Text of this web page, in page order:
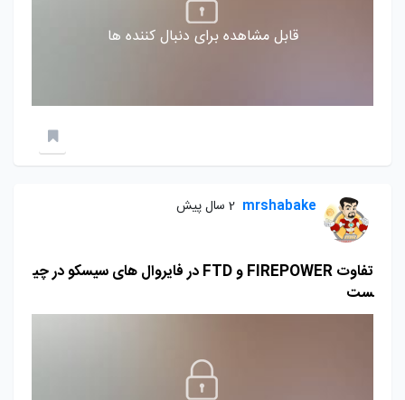
قابل مشاهده برای دنبال کننده ها
mrshabake 2 سال پیش
تفاوت FIREPOWER و FTD در فایروال های سیسکو در چی
ست